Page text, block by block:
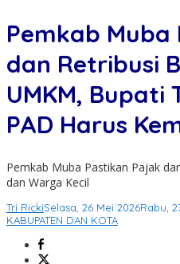
Pemkab
dan Retribusi
UMKM, Bupati
PAD Harus
Pemkab Muba Pastikan Pajak
dan Warga Kecil
Tri RickiSelasa, 26 Mei 2026Rabu,
KABUPATEN DAN KOTA